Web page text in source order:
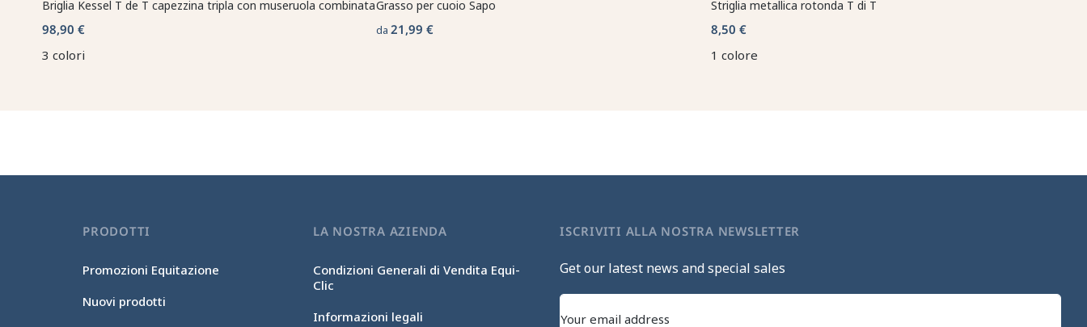
Briglia Kessel T de T capezzina tripla con museruola combinata
98,90 €
3 colori
Grasso per cuoio Sapo
da21,99 €
Striglia metallica rotonda T di T
8,50 €
1 colore
PRODOTTI
Promozioni Equitazione
Nuovi prodotti
LA NOSTRA AZIENDA
Condizioni Generali di Vendita Equi-
Clic
Informazioni legali
ISCRIVITI ALLA NOSTRA NEWSLETTER
Get our latest news and special sales